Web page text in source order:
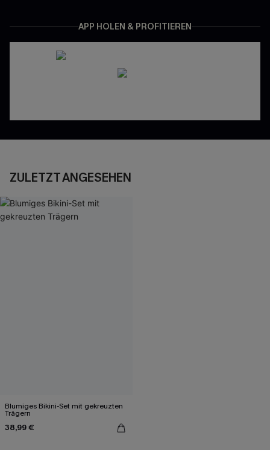
APP HOLEN & PROFITIEREN
ZULETZT ANGESEHEN
Blumiges Bikini-Set mit gekreuzten
Trägern
38,99 €